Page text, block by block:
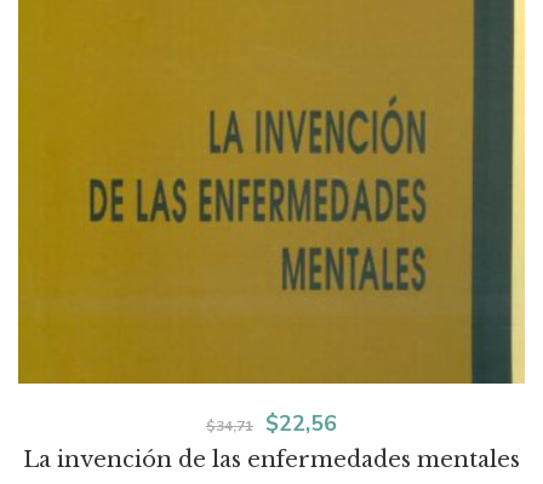
La invención de las enfermedades mentales
$34,71
El
precio
$22,56El
precio